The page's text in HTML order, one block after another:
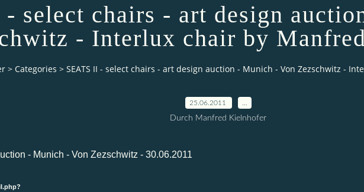
- select chairs - art design
- Interlux chair by
> Categories > SEATS II - select chairs - art design auction - Munich - Von Zezschwitz -
25.06.2011
Durch Manfred Kielnhofer
- Munich - Von Zezschwitz - 30.06.2011